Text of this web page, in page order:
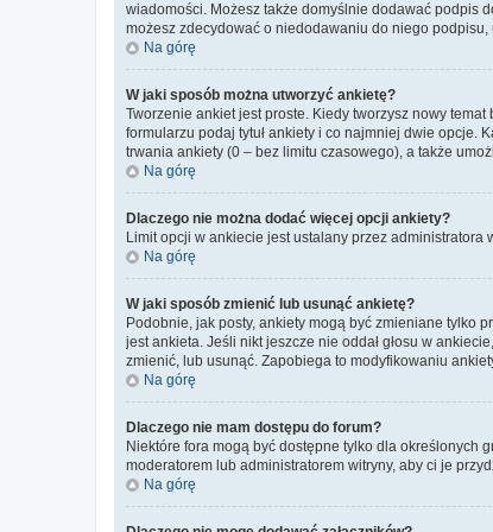
wiadomości. Możesz także domyślnie dodawać podpis
możesz zdecydować o niedodawaniu do niego
Na górę
W jaki sposób można utworzyć ankietę?
Tworzenie ankiet jest proste. Kiedy tworzysz nowy
formularzu podaj tytuł ankiety i co najmniej dwie opcje.
trwania ankiety (0 – bez limitu czasowego), a także
Na górę
Dlaczego nie można dodać więcej opcji ankiety?
Limit opcji w ankiecie jest ustalany przez administratora
Na górę
W jaki sposób zmienić lub usunąć ankietę?
Podobnie, jak posty, ankiety mogą być zmieniane tylko
jest ankieta. Jeśli nikt jeszcze nie oddał głosu w
zmienić, lub usunąć. Zapobiega to modyfikowaniu
Na górę
Dlaczego nie mam dostępu do forum?
Niektóre fora mogą być dostępne tylko dla określonych
moderatorem lub administratorem witryny, aby ci je
Na górę